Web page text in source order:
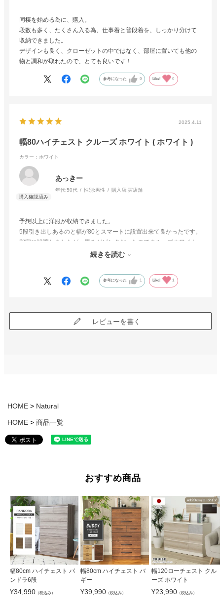
同棲を始める為に、購入。
段数も多く、たくさん入る為、仕事着と普段着を、しっかり分けて
収納できました。
デザインも良く、クローゼットの中ではなく、部屋に置いても他の
物と調和が取れたので、とても良いです！
参考になった 0 Like! 0
2025.4.11
幅80ハイチェスト クルーズ ホワイト ( ホワイト )
カラー：ホワイト
あっきー
年代:50代 性別:男性 購入店:実店舗
予想以上に洋服が収納できました。
5段引き出しあるのと幅が80とスマートに設置出来て良かったです。
和室に設置しましたが、畳みがピンクだったのでクルーズホワイト
続きを読む
参考になった 1 Like! 1
レビューを書く
HOME Natural
HOME 商品一覧
おすすめ商品
幅80cm ハイチェスト パ
ンドラ6段
¥34,990 （税込み）
幅80cm ハイチェスト バ
ギー
¥39,990 （税込み）
幅120ローチェスト クル
ーズ ホワイト
¥23,990（税込み）